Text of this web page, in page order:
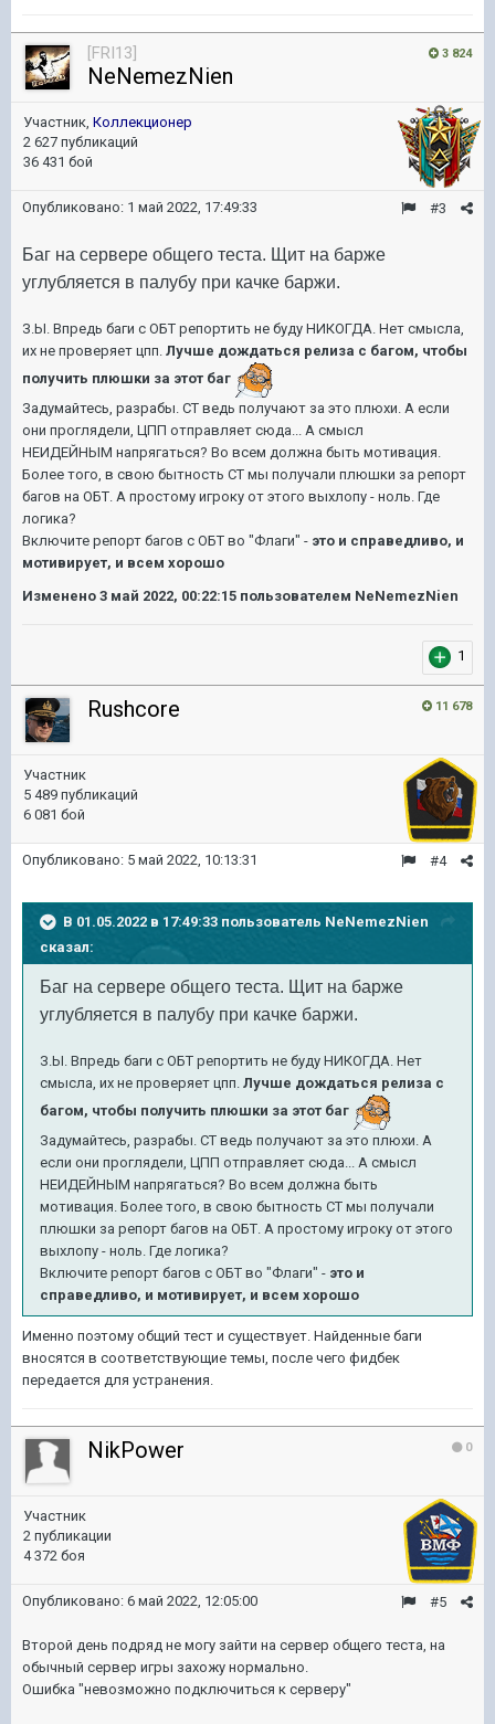
3 824
[FRI13]
NeNemezNien
Участник, Коллекционер
2 627 публикаций
36 431 бой
#3
Опубликовано: 1 май 2022, 17:49:33
Баг на сервере общего теста. Щит на барже
углубляется в палубу при качке баржи.
З.Ы. Впредь баги с ОБТ репортить не буду НИКОГДА. Нет смысла,
их не проверяет цпп. Лучше дождаться релиза с багом, чтобы
получить плюшки за этот баг
Задумайтесь, разрабы. СТ ведь получают за это плюхи. А если
они проглядели, ЦПП отправляет сюда... А смысл
НЕИДЕЙНЫМ напрягаться? Во всем должна быть мотивация.
Более того, в свою бытность СТ мы получали плюшки за репорт
багов на ОБТ. А простому игроку от этого выхлопу - ноль. Где
логика?
Включите репорт багов с ОБТ во "Флаги" - это и справедливо, и
мотивирует, и всем хорошо
Изменено 3 май 2022, 00:22:15 пользователем NeNemezNien
1
11 678
Rushcore
Участник
5 489 публикаций
6 081 бой
#4
Опубликовано: 5 май 2022, 10:13:31
В 01.05.2022 в 17:49:33 пользователь NeNemezNien
сказал:
Баг на сервере общего теста. Щит на барже
углубляется в палубу при качке баржи.
З.Ы. Впредь баги с ОБТ репортить не буду НИКОГДА. Нет
смысла, их не проверяет цпп. Лучше дождаться релиза с
багом, чтобы получить плюшки за этот баг
Задумайтесь, разрабы. СТ ведь получают за это плюхи. А
если они проглядели, ЦПП отправляет сюда... А смысл
НЕИДЕЙНЫМ напрягаться? Во всем должна быть
мотивация. Более того, в свою бытность СТ мы получали
плюшки за репорт багов на ОБТ. А простому игроку от этого
выхлопу - ноль. Где логика?
Включите репорт багов с ОБТ во "Флаги" - это и
справедливо, и мотивирует, и всем хорошо
Именно поэтому общий тест и существует. Найденные баги
вносятся в соответствующие темы, после чего фидбек
передается для устранения.
0
NikPower
Участник
2 публикации
4 372 боя
#5
Опубликовано: 6 май 2022, 12:05:00
Второй день подряд не могу зайти на сервер общего теста, на
обычный сервер игры захожу нормально.
Ошибка "невозможно подключиться к серверу"